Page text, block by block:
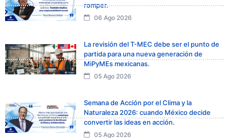
romper.
06 Ago 2026
La revisión del T-MEC debe ser el punto de
partida para una nueva generación de
MiPyMEs mexicanas.
05 Ago 2026
Semana de Acción por el Clima y la
Naturaleza 2026: cuando México decide
convertir las ideas en acción.
05 Ago 2026